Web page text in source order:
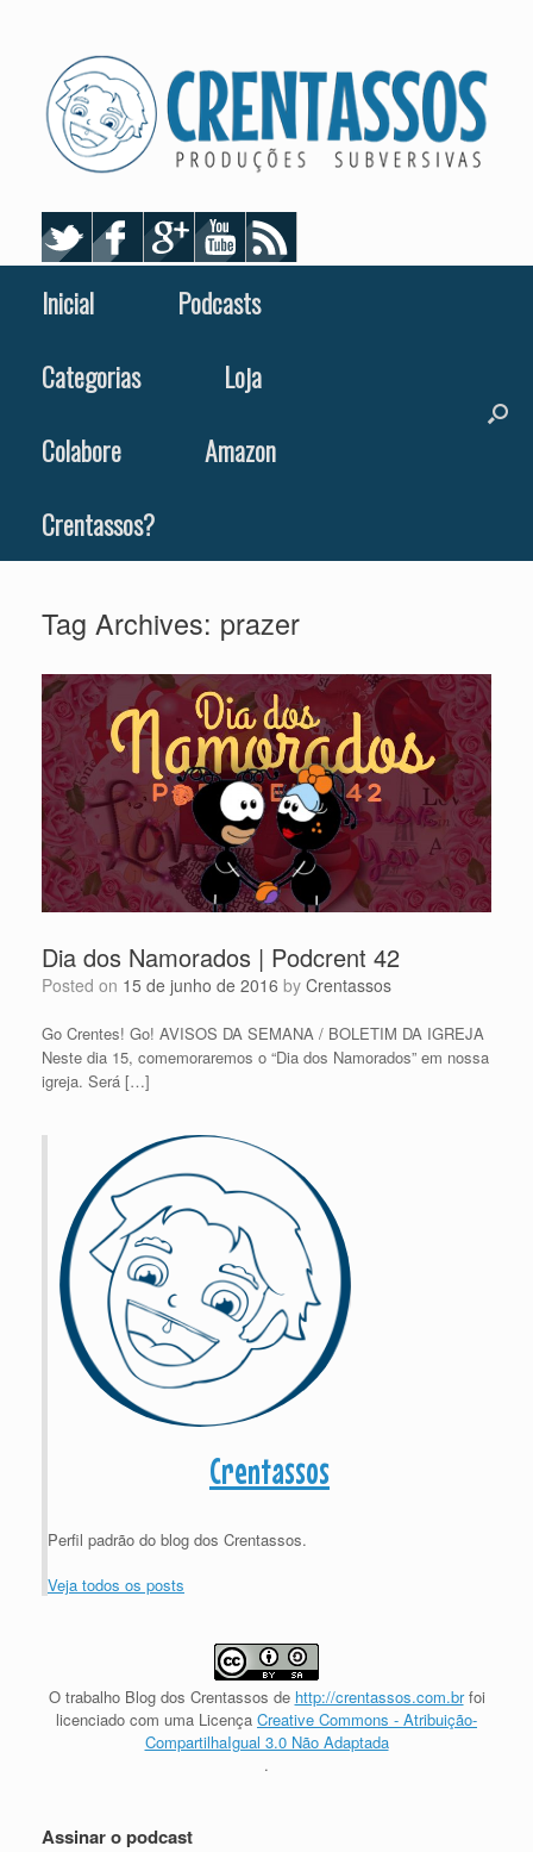
Inicial
Podcasts
Categorias
Loja
Colabore
Amazon
Crentassos?
Tag Archives: prazer
Dia dos Namorados | Podcrent 42
Posted on 15 de junho de 2016 by Crentassos
Go Crentes! Go! AVISOS DA SEMANA / BOLETIM DA IGREJA
Neste dia 15, comemoraremos o “Dia dos Namorados” em nossa
igreja. Será […]
Crentassos
Perfil padrão do blog dos Crentassos.
Veja todos os posts
O trabalho Blog dos Crentassos de http://crentassos.com.brfoi
licenciado com uma Licença Creative Commons - Atribuição-
CompartilhaIgual 3.0 Não Adaptada
.
Assinar o podcast